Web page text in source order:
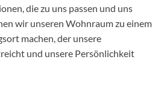
die zu uns passen und uns
wir unseren Wohnraum zu einem
machen, der unsere
und unsere Persönlichkeit